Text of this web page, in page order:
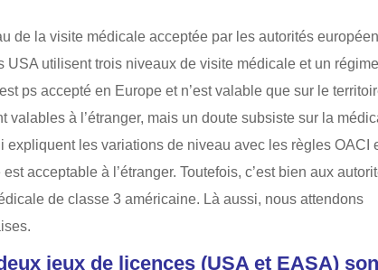
de la visite médicale acceptée par les autorités
USA utilisent trois niveaux de visite médicale et un régime
ps accepté en Europe et n’est valable que sur le
à l’étranger, mais un doute subsiste sur la
les variations de niveau avec les règles OACI
acceptable à l’étranger. Toutefois, c’est bien aux
de classe 3 américaine. Là aussi, nous attendons
jeux de licences (USA et EASA)